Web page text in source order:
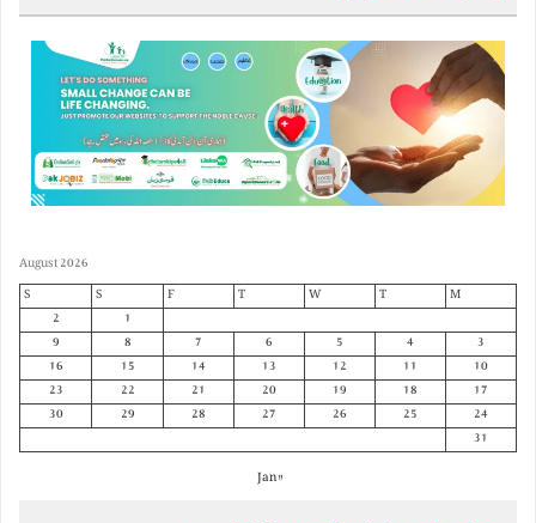
August 2026
M
T
W
T
F
S
S
1
2
3
4
5
6
7
8
9
10
11
12
13
14
15
16
17
18
19
20
21
22
23
24
25
26
27
28
29
30
31
« Jan